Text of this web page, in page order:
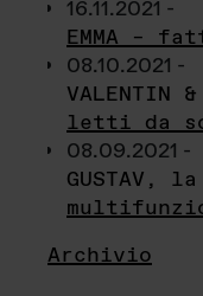
16.11.2021 -
EMMA –
08.10.2021 -
VALENTIN
letti da
08.09.2021 -
GUSTAV,
Archivio